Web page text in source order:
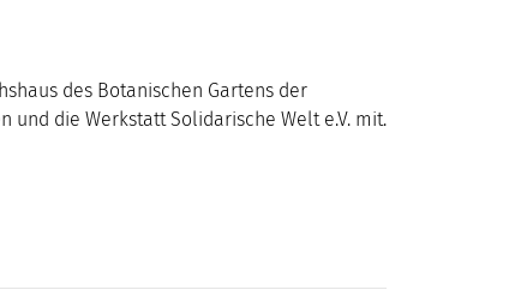
des Botanischen Gartens der
und die Werkstatt Solidarische Welt e.V. mit.